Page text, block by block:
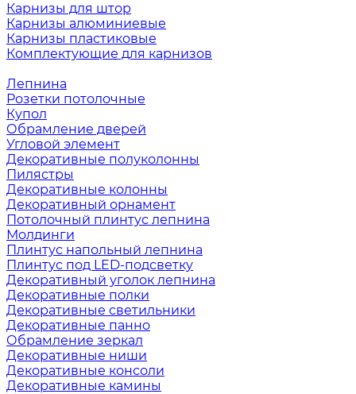
Карнизы для штор
Карнизы алюминиевые
Карнизы пластиковые
Комплектующие для карнизов
Лепнина
Розетки потолочные
Купол
Обрамление дверей
Угловой элемент
Декоративные полуколонны
Пилястры
Декоративные колонны
Декоративный орнамент
Потолочный плинтус лепнина
Молдинги
Плинтус напольный лепнина
Плинтус под LED-подсветку
Декоративный уголок лепнина
Декоративные полки
Декоративные светильники
Декоративные панно
Обрамление зеркал
Декоративные ниши
Декоративные консоли
Декоративные камины